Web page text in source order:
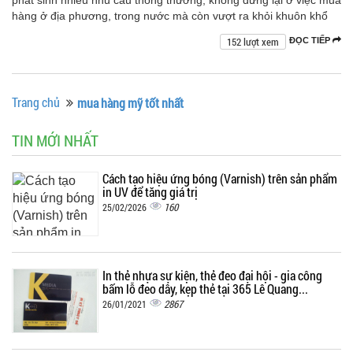
hàng ở địa phương, trong nước mà còn vượt ra khỏi khuôn khổ
ĐỌC TIẾP
152 lượt xem
Trang chủ mua hàng mỹ tốt nhất
TIN MỚI NHẤT
Cách tạo hiệu ứng bóng (Varnish) trên sản phẩm
in UV để tăng giá trị
25/02/2026 160
In thẻ nhựa sự kiện, thẻ đeo đại hội - gia công
bấm lỗ đeo dây, kẹp thẻ tại 365 Lê Quang...
26/01/2021 2867